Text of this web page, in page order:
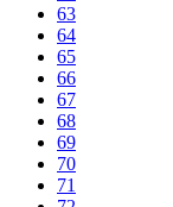
63
64
65
66
67
68
69
70
71